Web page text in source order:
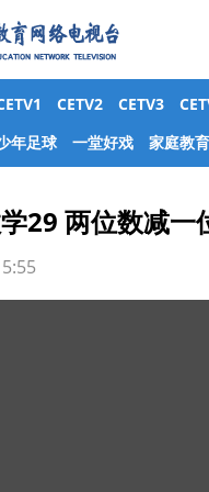
CETV2 CETV3
年足球 一堂好戏 家庭教育
29 两位数减一